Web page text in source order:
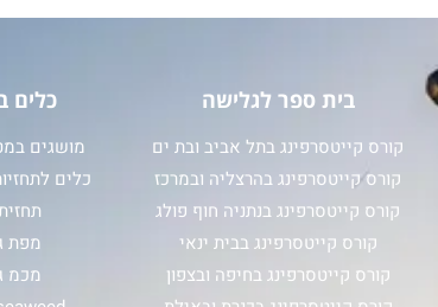
בית ספר לגלישה
קורס קייטסרפינג בתל אביב ובת ים
קורס קייטסרפינג בהרצליה ובמרכז
קורס קייטסרפינג בנתניה חוף פולג
קורס קייטסרפינג בבית ינאי
קורס קייטסרפינג בחיפה ובצפון
כלים
מושגים
כלים
מפת
מכמ